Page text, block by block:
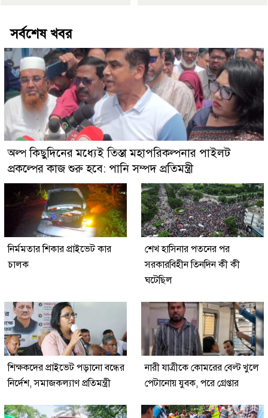
সর্বশেষ খবর
অল্প কিছুদিনের মধ্যেই তিস্তা মহাপরিকল্পনার পাইলট
প্রকল্পের কাজ শুরু হবে: পানি সম্পদ প্রতিমন্ত্রী
নির্মমতার শিকার প্রাইভেট কার
চালক
শেখ হাসিনার পতনের পর
সরকারবিহীন তিনদিন কী কী
ঘটেছিল
শিক্ষকদের প্রাইভেট পড়ানো বন্ধের
নির্দেশ, সমাজকল্যাণ প্রতিমন্ত্রী
নারী যাত্রীকে কোমরের বেল্ট খুলে
পেটানোয় যুবক, পরে গ্রেপ্তার